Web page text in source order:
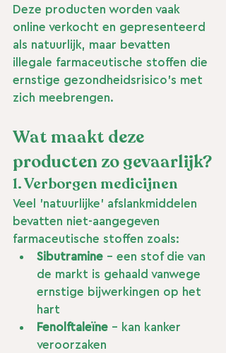
Deze producten worden vaak
online verkocht en gepresenteerd
als natuurlijk, maar bevatten
illegale farmaceutische stoffen die
ernstige gezondheidsrisico's met
zich meebrengen.
Wat maakt deze
producten zo gevaarlijk?
1. Verborgen medicijnen
Veel 'natuurlijke' afslankmiddelen
bevatten niet-aangegeven
farmaceutische stoffen zoals:
Sibutramine - een stof die van
de markt is gehaald vanwege
ernstige bijwerkingen op het
hart
Fenolftaleïne - kan kanker
veroorzaken